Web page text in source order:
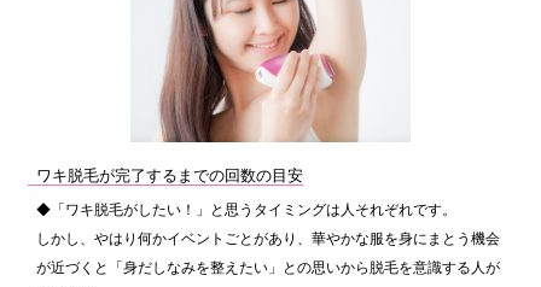
ワキ脱毛が完了するまでの回数の目安
◆「ワキ脱毛がしたい！」と思うタイミングは人それぞれです。
しかし、やはり何かイベントごとがあり、華やかな服を身にまとう機会
が近づくと「身だしなみを整えたい」との思いから脱毛を意識する人が